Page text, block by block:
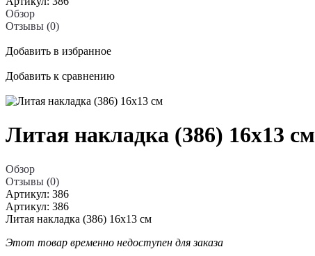
Обзор
Отзывы (0)
Добавить в избранное
Добавить к сравнению
Литая накладка (386) 16x13 см
Обзор
Отзывы (0)
Артикул: 386
Артикул: 386
Литая накладка (386) 16x13 см
Этот товар временно недоступен для заказа